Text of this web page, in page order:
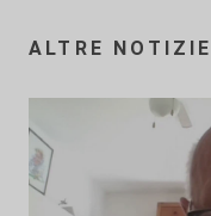
ALTRE NOTIZIE